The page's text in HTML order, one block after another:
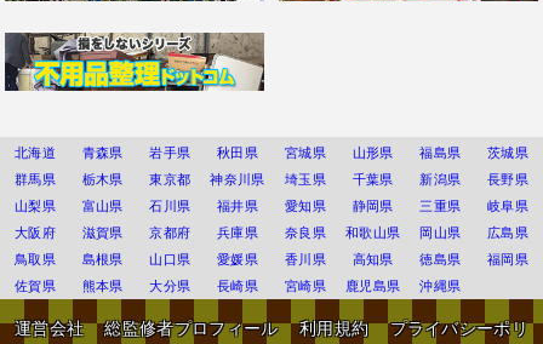
北海道 青森県 岩手県 秋田県 宮城県 山形県 福島県
茨城県
群馬県
栃木県 東京都 神奈川県 埼玉県 千葉県 新潟県
長野県
山梨県
富山県 石川県 福井県 愛知県 静岡県 三重県
岐阜県
大阪府
滋賀県 京都府 兵庫県 奈良県 和歌山県 岡山県
広島県
鳥取県
島根県 山口県 愛媛県 香川県 高知県 徳島県
福岡県
佐賀県
熊本県 大分県 長崎県 宮崎県 鹿児島県 沖縄県
運営会社 総監修者プロフィール 利用規約
プライバシーポリ